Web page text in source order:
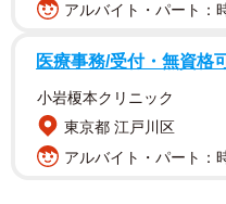
アルバイト・パート：
医療事務/受付・無資格
小岩榎本クリニック
東京都 江戸川区
アルバイト・パート：